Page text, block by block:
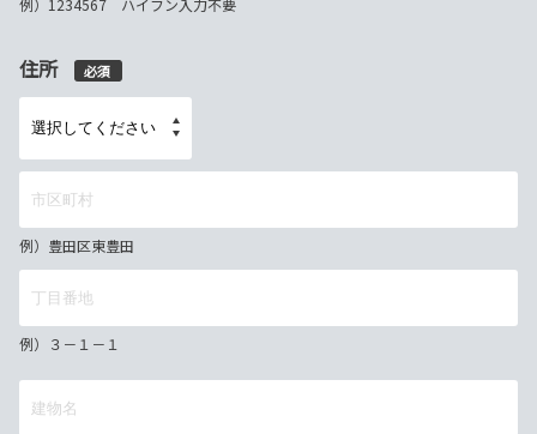
例）1234567 ハイフン入力不要
住所 必須
例）豊田区東豊田
例）３－１－１